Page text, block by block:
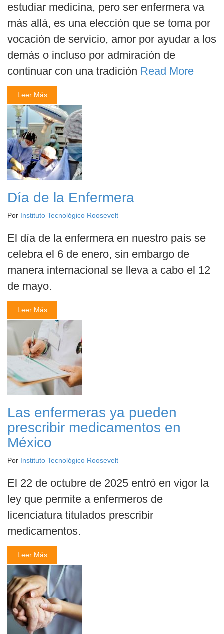
estudiar medicina, pero ser enfermera va
más allá, es una elección que se toma por
vocación de servicio, amor por ayudar a los
demás o incluso por admiración de
continuar con una tradición Read More
Leer Más
Día de la Enfermera
Por Instituto Tecnológico Roosevelt
El día de la enfermera en nuestro país se
celebra el 6 de enero, sin embargo de
manera internacional se lleva a cabo el 12
de mayo.
Leer Más
Las enfermeras ya pueden
prescribir medicamentos en
México
Por Instituto Tecnológico Roosevelt
El 22 de octubre de 2025 entró en vigor la
ley que permite a enfermeros de
licenciatura titulados prescribir
medicamentos.
Leer Más